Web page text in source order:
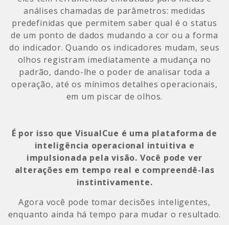
análises chamadas de parâmetros: medidas
predefinidas que permitem saber qual é o status
de um ponto de dados mudando a cor ou a forma
do indicador. Quando os indicadores mudam, seus
olhos registram imediatamente a mudança no
padrão, dando-lhe o poder de analisar toda a
operação, até os mínimos detalhes operacionais,
em um piscar de olhos.
É por isso que VisualCue é uma plataforma de
inteligência operacional intuitiva e
impulsionada pela visão. Você pode ver
alterações em tempo real e compreendê-las
instintivamente.
Agora você pode tomar decisões inteligentes,
enquanto ainda há tempo para mudar o resultado.